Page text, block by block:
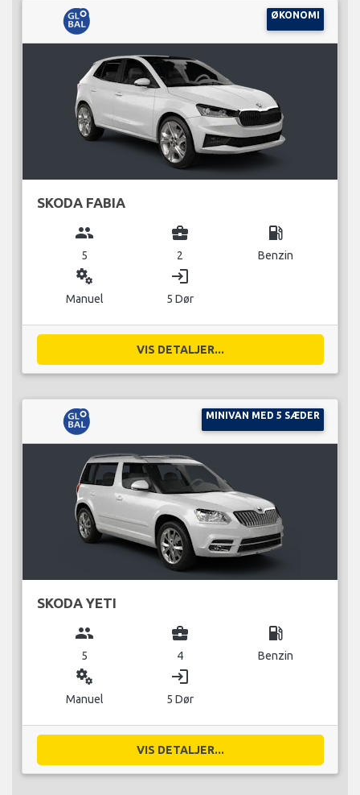
ØKONOMI
SKODA FABIA
group
5
business_center
2
local_gas_station
Benzin
miscellaneous_services
Manuel
login
5 Dør
VIS DETALJER...
MINIVAN MED 5 SÆDER
SKODA YETI
group
5
business_center
4
local_gas_station
Benzin
miscellaneous_services
Manuel
login
5 Dør
VIS DETALJER...